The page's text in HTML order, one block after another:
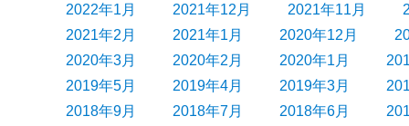
2022年1月
2021年12月 2021年11月
2021年2月
2021年1月 2020年12月
2020年3月
2020年2月 2020年1月
2019年5月
2019年4月 2019年3月
2018年9月
2018年7月 2018年6月